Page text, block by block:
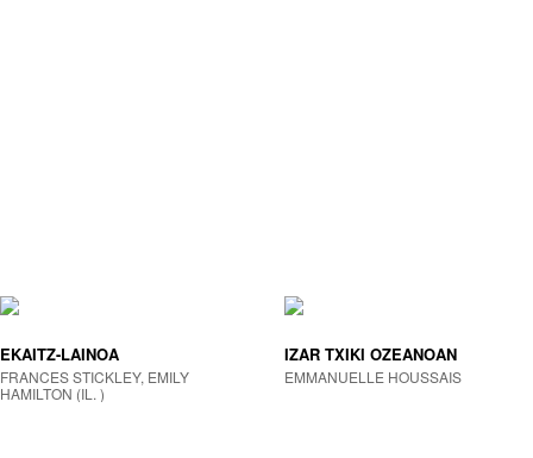
EKAITZ-LAINOA
FRANCES STICKLEY, EMILY
HAMILTON (IL. )
IZAR TXIKI OZEANOAN
EMMANUELLE HOUSSAIS